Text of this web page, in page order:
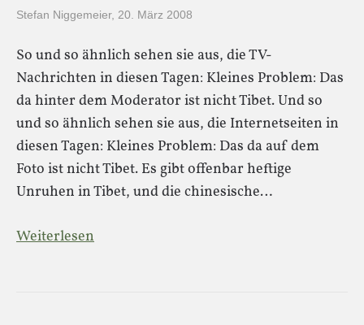
Stefan Niggemeier, 20. März 2008
So und so ähnlich sehen sie aus, die TV-
Nachrichten in diesen Tagen: Kleines Problem: Das
da hinter dem Moderator ist nicht Tibet. Und so
und so ähnlich sehen sie aus, die Internetseiten in
diesen Tagen: Kleines Problem: Das da auf dem
Foto ist nicht Tibet. Es gibt offenbar heftige
Unruhen in Tibet, und die chinesische…
Weiterlesen